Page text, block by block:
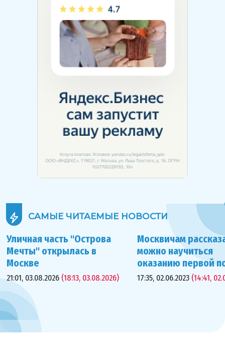
САМЫЕ ЧИТАЕМЫЕ НОВОСТИ
Уличная часть "Острова
Мечты" открылась в
Москве
21:01, 03.08.2026 (18:13, 03.08.2026)
Москвичам
можно научиться
оказанию первой
17:35, 02.06.2023 (14:41,